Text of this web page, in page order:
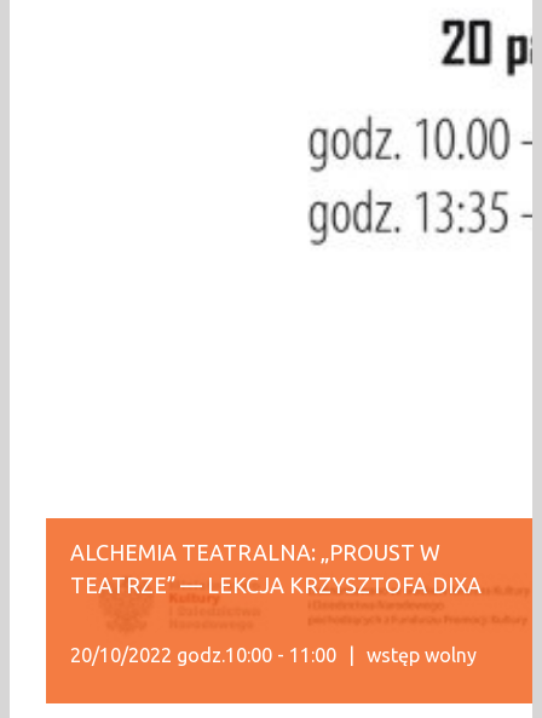
ALCHEMIA TEATRALNA: „PROUST W
TEATRZE” — LEKCJA KRZYSZTOFA DIXA
20/10/2022 godz.10:00 - 11:00 wstęp wolny